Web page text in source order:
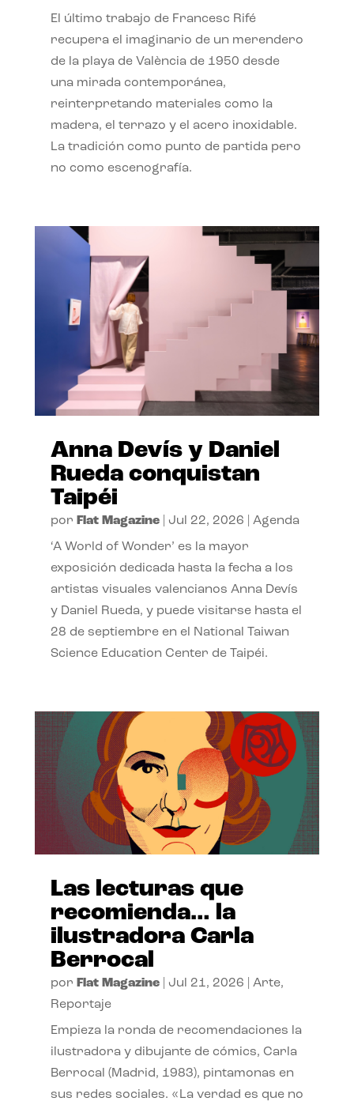
El último trabajo de Francesc Rifé
recupera el imaginario de un merendero
de la playa de València de 1950 desde
una mirada contemporánea,
reinterpretando materiales como la
madera, el terrazo y el acero inoxidable.
La tradición como punto de partida pero
no como escenografía.
Anna Devís y Daniel
Rueda conquistan
Taipéi
por Flat Magazine| Jul 22, 2026 Agenda
‘A World of Wonder’ es la mayor
exposición dedicada hasta la fecha a los
artistas visuales valencianos Anna Devís
y Daniel Rueda, y puede visitarse hasta el
28 de septiembre en el National Taiwan
Science Education Center de Taipéi.
Las lecturas que
recomienda… la
ilustradora Carla
Berrocal
por Flat Magazine| Jul 21, 2026 Arte,
Reportaje
Empieza la ronda de recomendaciones la
ilustradora y dibujante de cómics, Carla
Berrocal (Madrid, 1983), pintamonas en
sus redes sociales. «La verdad es que no